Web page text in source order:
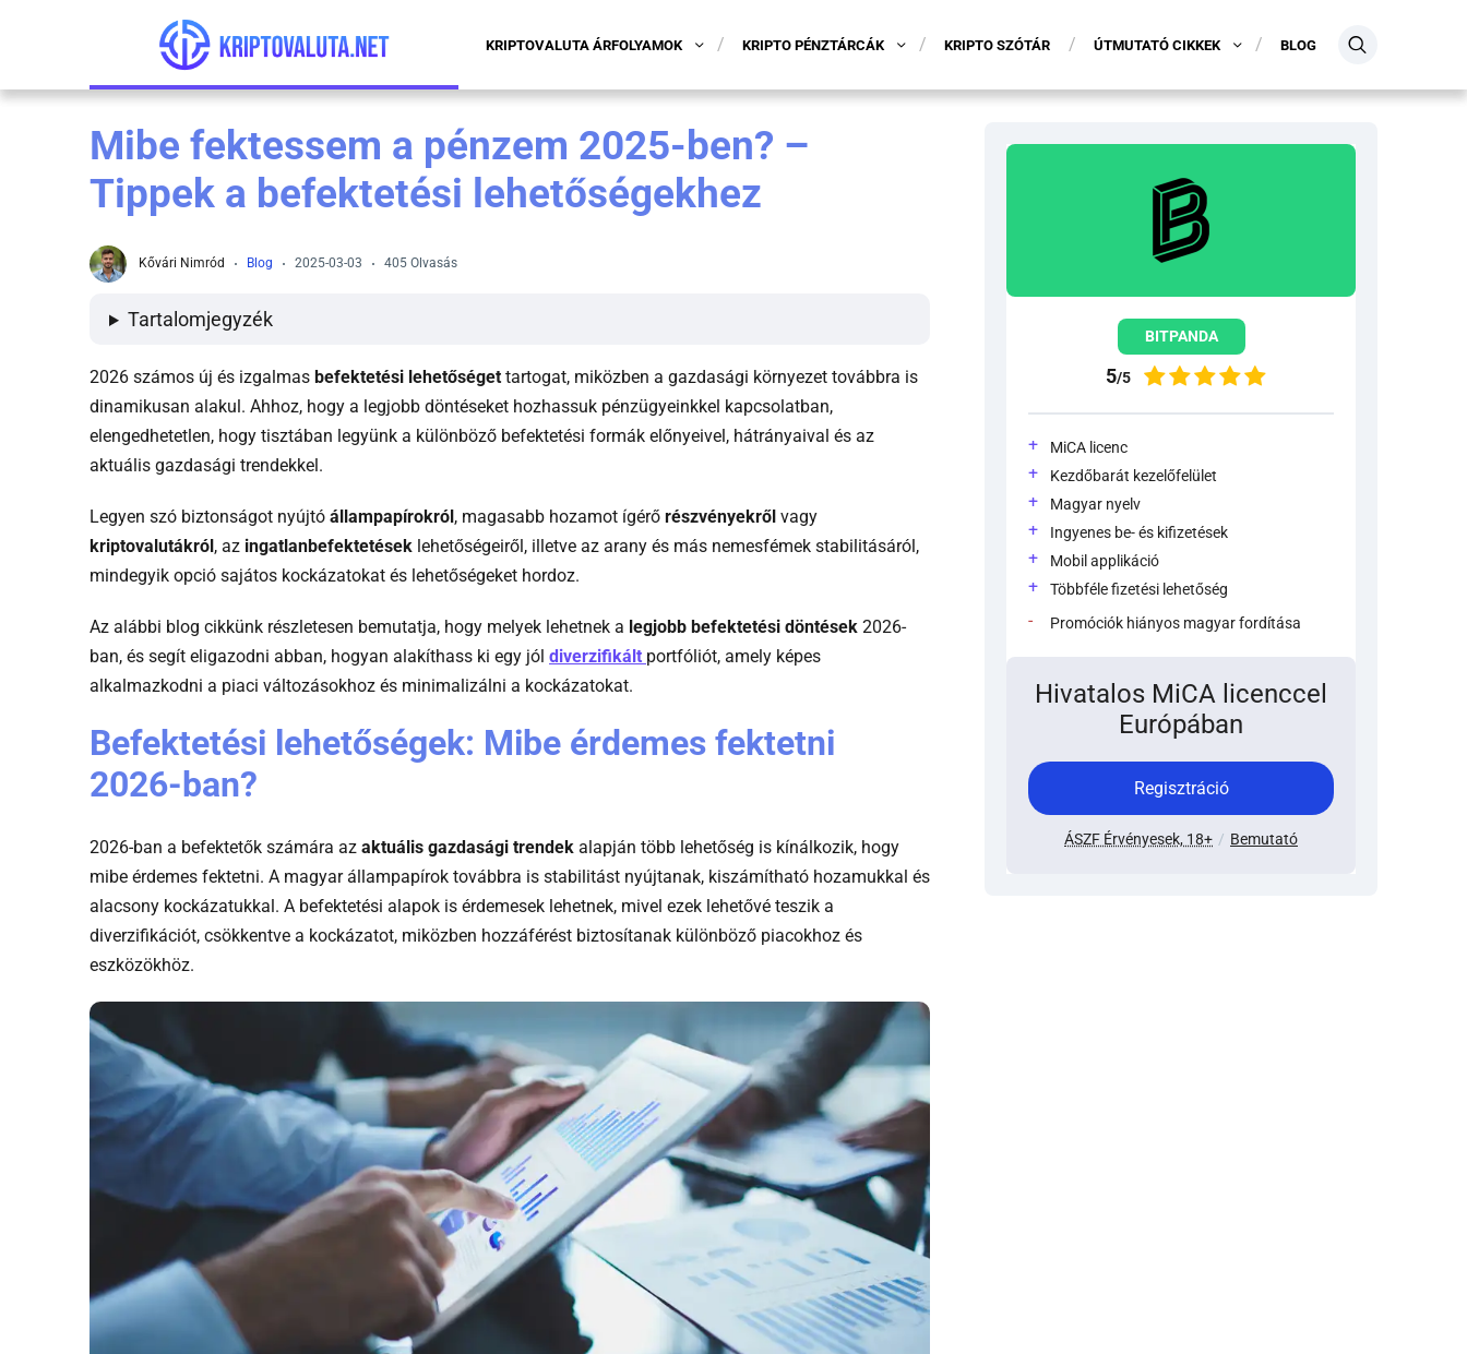
KRIPTOVALUTA ÁRFOLYAMOK KRIPTO PÉNZTÁRCÁK KRIPTO SZÓTÁR ÚTMUTATÓ CIKKEK BLOG
Mibe fektessem a pénzem 2025-ben? –
Tippek a befektetési lehetőségekhez
Kővári Nimród Blog 2025-03-03 405 Olvasás
Tartalomjegyzék
2026 számos új és izgalmas befektetési lehetőséget tartogat, miközben a gazdasági környezet továbbra is
dinamikusan alakul. Ahhoz, hogy a legjobb döntéseket hozhassuk pénzügyeinkkel kapcsolatban,
elengedhetetlen, hogy tisztában legyünk a különböző befektetési formák előnyeivel, hátrányaival és az
aktuális gazdasági trendekkel.
Legyen szó biztonságot nyújtó állampapírokról, magasabb hozamot ígérő részvényekről vagy
kriptovalutákról, az ingatlanbefektetések lehetőségeiről, illetve az arany és más nemesfémek stabilitásáról,
mindegyik opció sajátos kockázatokat és lehetőségeket hordoz.
Az alábbi blog cikkünk részletesen bemutatja, hogy melyek lehetnek a legjobb befektetési döntések 2026-
ban, és segít eligazodni abban, hogyan alakíthass ki egy jól diverzifikált -
diverzifikacio
portfóliót, amely képes
alkalmazkodni a piaci változásokhoz és minimalizálni a kockázatokat.
Befektetési lehetőségek: Mibe érdemes fektetni
2026-ban?
2026-ban a befektetők számára az aktuális gazdasági trendek alapján több lehetőség is kínálkozik, hogy
mibe érdemes fektetni. A magyar állampapírok továbbra is stabilitást nyújtanak, kiszámítható hozamukkal és
alacsony kockázatukkal. A befektetési alapok is érdemesek lehetnek, mivel ezek lehetővé teszik a
diverzifikációt, csökkentve a kockázatot, miközben hozzáférést biztosítanak különböző piacokhoz és
eszközökhöz.
BITPANDA
5/5
MiCA licenc
Kezdőbarát kezelőfelület
Magyar nyelv
Ingyenes be- és kifizetések
Mobil applikáció
Többféle fizetési lehetőség
Promóciók hiányos magyar fordítása
Hivatalos MiCA licenccel
Európában
Regisztráció
ÁSZF Érvényesek, 18+ Bemutató
Összes kriptovaluta árfolyam
Bitcoin árfolyam
Ethereum árfolyam
Bitpanda
Crypto.com
Kriptovaluta kezdőknek útmutató
Mire jó a kriptovaluta?
Kriptovaluta befektetés
Kripto adózás
Hogyan védd magad a kripto csalóktól?
Kriptovaluta jelentése
Blokklánc jelentése
Portfólió jelentése
Diverzifikáció jelentése
Kriptográfia jelentése